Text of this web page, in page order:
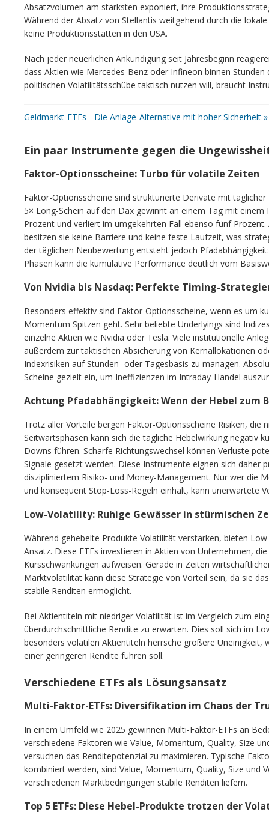
Absatzvolumen am stärksten exponiert, ihre
Während der Absatz von Stellantis weitgehend durch die
keine Produktionsstätten in den USA.
Nach jeder neuerlichen Ankündigung seit Jahresbeginn
dass Aktien wie Mercedes-Benz oder Infineon binnen Stunden
politischen Volatilitätsschübe taktisch nutzen will, braucht
Geldmarkt-ETFs - Die Anlage-Alternative mit hoher Sicherheit »
Ein paar Instrumente gegen die
Faktor-Optionsscheine: Turbo für volatile Zeiten
Faktor-Optionsscheine sind strukturierte Derivate mit
5× Long-Schein auf den Dax gewinnt an einem Tag mit
Prozent und verliert im umgekehrten Fall ebenso fünf
besitzen sie keine Barriere und keine feste Laufzeit, was
der täglichen Neubewertung entsteht jedoch
Phasen kann die kumulative Performance deutlich vom
Von Nvidia bis Nasdaq: Perfekte Timing-
Besonders effektiv sind Faktor-Optionsscheine, wenn es um
Momentum Spitzen geht. Sehr beliebte Underlyings sind
einzelne Aktien wie Nvidia oder Tesla. Viele institutionelle
außerdem zur taktischen Absicherung von Kernallokationen
Indexrisiken auf Stunden- oder Tagesbasis zu managen.
Scheine gezielt ein, um Ineffizienzen im Intraday-Handel
Achtung Pfadabhängigkeit: Wenn der Hebel zum
Trotz aller Vorteile bergen Faktor-Optionsscheine Risiken, die
Seitwärtsphasen kann sich die tägliche Hebelwirkung negativ
Downs führen. Scharfe Richtungswechsel können Verluste
Signale gesetzt werden. Diese Instrumente eignen sich daher
diszipliniertem Risiko- und Money-Management. Nur wer die
und konsequent Stop-Loss-Regeln einhält, kann unerwartete
Low-Volatility: Ruhige Gewässer in stürmischen
Während gehebelte Produkte Volatilität verstärken, bieten
Ansatz. Diese ETFs investieren in Aktien von Unternehmen,
Kursschwankungen aufweisen. Gerade in Zeiten
Marktvolatilität kann diese Strategie von Vorteil sein, da sie
stabile Renditen ermöglicht.
Bei Aktientiteln mit niedriger Volatilität ist im Vergleich zum
überdurchschnittliche Rendite zu erwarten. Dies soll sich im
besonders volatilen Aktientiteln herrsche größere Uneinigkeit,
einer geringeren Rendite führen soll.
Verschiedene ETFs als Lösungsansatz
Multi-Faktor-ETFs: Diversifikation im Chaos der
In einem Umfeld wie 2025 gewinnen Multi-Faktor-ETFs an
verschiedene Faktoren wie Value, Momentum, Quality, Size
versuchen das Renditepotenzial zu maximieren. Typische
kombiniert werden, sind Value, Momentum, Quality, Size und
verschiedenen Marktbedingungen stabile Renditen liefern.
Top 5 ETFs: Diese Hebel-Produkte trotzen der